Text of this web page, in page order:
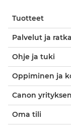
Tuotteet
Palvelut ja
Ohje ja tuki
Oppiminen ja
Canon
Oma tili